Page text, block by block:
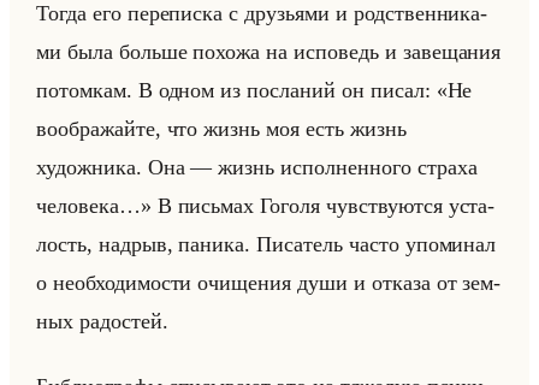
Тогда его пе­ре­пис­ка с дру­зья­ми и род­ствен­ни­ка­
ми была больше по­хо­жа на ис­по­ведь и за­ве­ща­ния
по­том­кам. В одном из по­сла­ний он писал: «Не
воображайте, что жизнь моя есть жизнь
художника. Она — жизнь исполненного страха
человека…» В письмах Го­го­ля чув­ству­ют­ся уста­
лость, над­рыв, па­ни­ка. Пи­са­тель часто упо­ми­нал
о необ­хо­ди­мо­сти очи­ще­ния души и от­ка­за от зем­
ных ра­до­стей.